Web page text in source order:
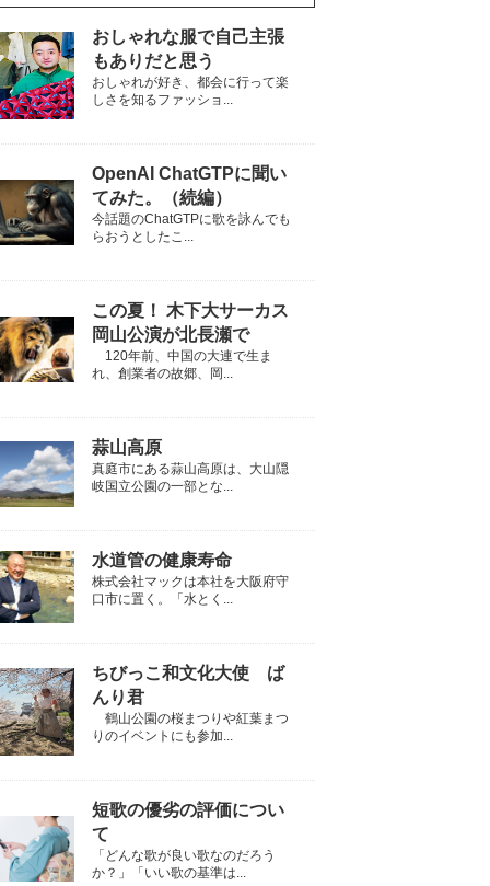
おしゃれな服で自己主張
もありだと思う
おしゃれが好き、都会に行って楽
しさを知るファッショ...
OpenAI ChatGTPに聞い
てみた。（続編）
今話題のChatGTPに歌を詠んでも
らおうとしたこ...
この夏！ 木下大サーカス
岡山公演が北長瀬で
120年前、中国の大連で生ま
れ、創業者の故郷、岡...
蒜山高原
真庭市にある蒜山高原は、大山隠
岐国立公園の一部とな...
水道管の健康寿命
株式会社マックは本社を大阪府守
口市に置く。「水とく...
ちびっこ和文化大使 ば
んり君
鶴山公園の桜まつりや紅葉まつ
りのイベントにも参加...
短歌の優劣の評価につい
て
「どんな歌が良い歌なのだろう
か？」「いい歌の基準は...